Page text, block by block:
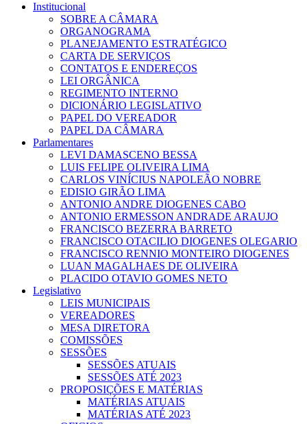
Institucional
SOBRE A CÂMARA
ORGANOGRAMA
PLANEJAMENTO ESTRATÉGICO
CARTA DE SERVIÇOS
CONTATOS E ENDEREÇOS
LEI ORGÂNICA
REGIMENTO INTERNO
DICIONÁRIO LEGISLATIVO
PAPEL DO VEREADOR
PAPEL DA CÂMARA
Parlamentares
LEVI DAMASCENO BESSA
LUIS FELIPE OLIVEIRA LIMA
CARLOS VINÍCIUS NAPOLEÃO NOBRE
EDISIO GIRÃO LIMA
ANTONIO ANDRE DIOGENES CABO
ANTONIO ERMESSON ANDRADE ARAUJO
FRANCISCO BEZERRA BARRETO
FRANCISCO OTACILIO DIOGENES OLEGARIO
FRANCISCO RENNIO MONTEIRO DIOGENES
LUAN MAGALHAES DE OLIVEIRA
PLACIDO OTAVIO GOMES NETO
Legislativo
LEIS MUNICIPAIS
VEREADORES
MESA DIRETORA
COMISSÕES
SESSÕES
SESSÕES ATUAIS
SESSÕES ATÉ 2023
PROPOSIÇÕES E MATÉRIAS
MATÉRIAS ATUAIS
MATÉRIAS ATÉ 2023